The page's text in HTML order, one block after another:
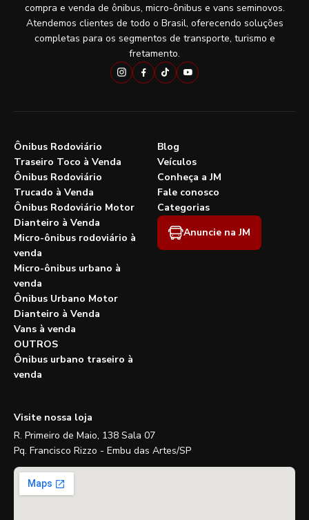
compra e venda de ônibus, micro-ônibus e vans seminovos.
Atendemos clientes de todo o Brasil, oferecendo soluções
completas para os segmentos de transporte, turismo e
fretamento.
Ônibus Rodoviário
Traseiro Toco à Venda
Ônibus Rodoviário
Trucado à Venda
Ônibus Rodoviário Motor
Dianteiro à Venda
Micro-ônibus rodoviário à
venda
Micro-ônibus urbano à
venda
Ônibus Urbano Motor
Dianteiro à Venda
Vans à venda
OUTROS
Ônibus urbano traseiro à
venda
Blog
Veículos
Conheça a JM
Fale conosco
Categorias
Anuncie na JM
Visite nossa loja
R. Primeiro de Maio, 138 Sala 07
Pq. Francisco Rizzo - Embu das Artes/SP